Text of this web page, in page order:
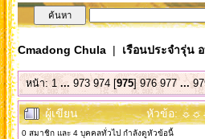
Cmadong Chula| เรือนประจำรุ่น
หน้า:1 ... 973 974[975]976 977 ...
ผู้เขียน หัวข้อ:
0 สมาชิก และ 4 บุคคลทั่วไป กำลังดูหัวข้อนี้